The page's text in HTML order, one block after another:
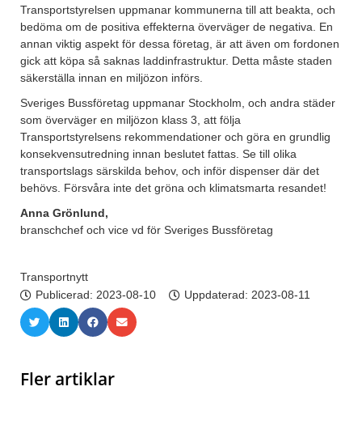
Transportstyrelsen uppmanar kommunerna till att beakta, och
bedöma om de positiva effekterna överväger de negativa. En
annan viktig aspekt för dessa företag, är att även om fordonen
gick att köpa så saknas laddinfrastruktur. Detta måste staden
säkerställa innan en miljözon införs.
Sveriges Bussföretag uppmanar Stockholm, och andra städer
som överväger en miljözon klass 3, att följa
Transportstyrelsens rekommendationer och göra en grundlig
konsekvensutredning innan beslutet fattas. Se till olika
transportslags särskilda behov, och inför dispenser där det
behövs. Försvåra inte det gröna och klimatsmarta resandet!
Anna Grönlund,
branschchef och vice vd för Sveriges Bussföretag
Transportnytt
Publicerad: 2023-08-10 Uppdaterad: 2023-08-11
Fler artiklar